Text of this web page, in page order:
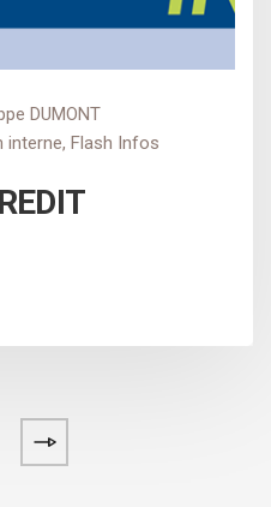
DUMONT
interne, Flash Infos